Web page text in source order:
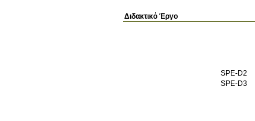
Διδακτικό Έργο
SPE-D2
SPE-D3